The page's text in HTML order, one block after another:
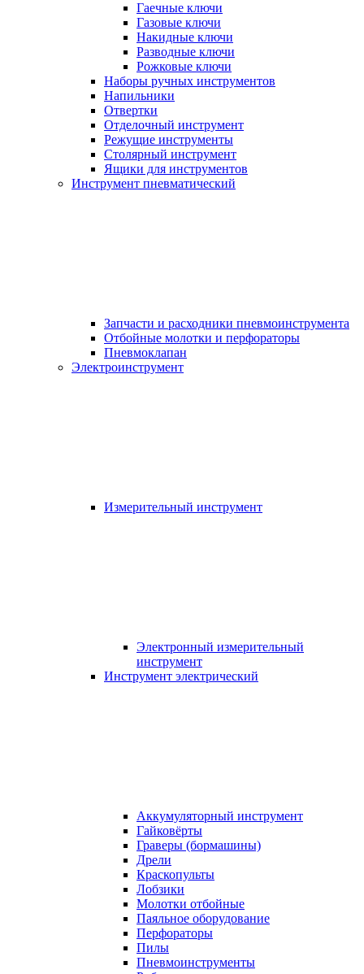
Гаечные ключи
Газовые ключи
Накидные ключи
Разводные ключи
Рожковые ключи
Наборы ручных инструментов
Напильники
Отвертки
Отделочный инструмент
Режущие инструменты
Столярный инструмент
Ящики для инструментов
Инструмент пневматический
Запчасти и расходники пневмоинструмента
Отбойные молотки и перфораторы
Пневмоклапан
Электроинструмент
Измерительный инструмент
Электронный измерительный
инструмент
Инструмент электрический
Аккумуляторный инструмент
Гайковёрты
Граверы (бормашины)
Дрели
Краскопульты
Лобзики
Молотки отбойные
Паяльное оборудование
Перфораторы
Пилы
Пневмоинструменты